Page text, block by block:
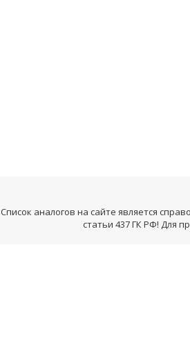
Список аналогов на сайте является
статьи 437 ГК РФ! Для